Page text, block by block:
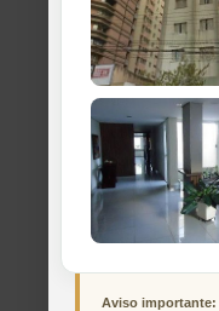
Aviso importante: